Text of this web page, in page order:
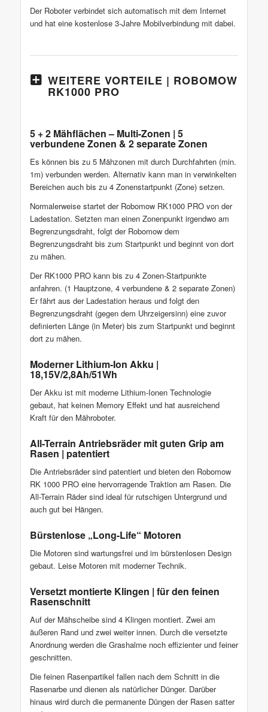
Der Roboter verbindet sich automatisch mit dem Internet
und hat eine kostenlose 3-Jahre Mobilverbindung mit dabei.
WEITERE VORTEILE | ROBOMOW
RK1000 PRO
5 + 2 Mähflächen – Multi-Zonen | 5
verbundene Zonen & 2 separate Zonen
Es können bis zu 5 Mähzonen mit durch Durchfahrten (min.
1m) verbunden werden. Alternativ kann man in verwinkelten
Bereichen auch bis zu 4 Zonenstartpunkt (Zone) setzen.
Normalerweise startet der Robomow RK1000 PRO von der
Ladestation. Setzten man einen Zonenpunkt irgendwo am
Begrenzungsdraht, folgt der Robomow dem
Begrenzungsdraht bis zum Startpunkt und beginnt von dort
zu mähen.
Der RK1000 PRO kann bis zu 4 Zonen-Startpunkte
anfahren. (1 Hauptzone, 4 verbundene & 2 separate Zonen)
Er fährt aus der Ladestation heraus und folgt den
Begrenzungsdraht (gegen dem Uhrzeigersinn) eine zuvor
definierten Länge (in Meter) bis zum Startpunkt und beginnt
dort zu mähen.
Moderner Lithium-Ion Akku |
18,15V/2,8Ah/51Wh
Der Akku ist mit moderne Lithium-Ionen Technologie
gebaut, hat keinen Memory Effekt und hat ausreichend
Kraft für den Mähroboter.
All-Terrain Antriebsräder mit guten Grip am
Rasen | patentiert
Die Antriebsräder sind patentiert und bieten den Robomow
RK 1000 PRO eine hervorragende Traktion am Rasen. Die
All-Terrain Räder sind ideal für rutschigen Untergrund und
auch gut bei Hängen.
Bürstenlose „Long-Life“ Motoren
Die Motoren sind wartungsfrei und im bürstenlosen Design
gebaut. Leise Motoren mit moderner Technik.
Versetzt montierte Klingen | für den feinen
Rasenschnitt
Auf der Mähscheibe sind 4 Klingen montiert. Zwei am
äußeren Rand und zwei weiter innen. Durch die versetzte
Anordnung werden die Grashalme noch effizienter und feiner
geschnitten.
Die feinen Rasenpartikel fallen nach dem Schnitt in die
Rasenarbe und dienen als natürlicher Dünger. Darüber
hinaus wird durch die permanente Düngen der Rasen satter